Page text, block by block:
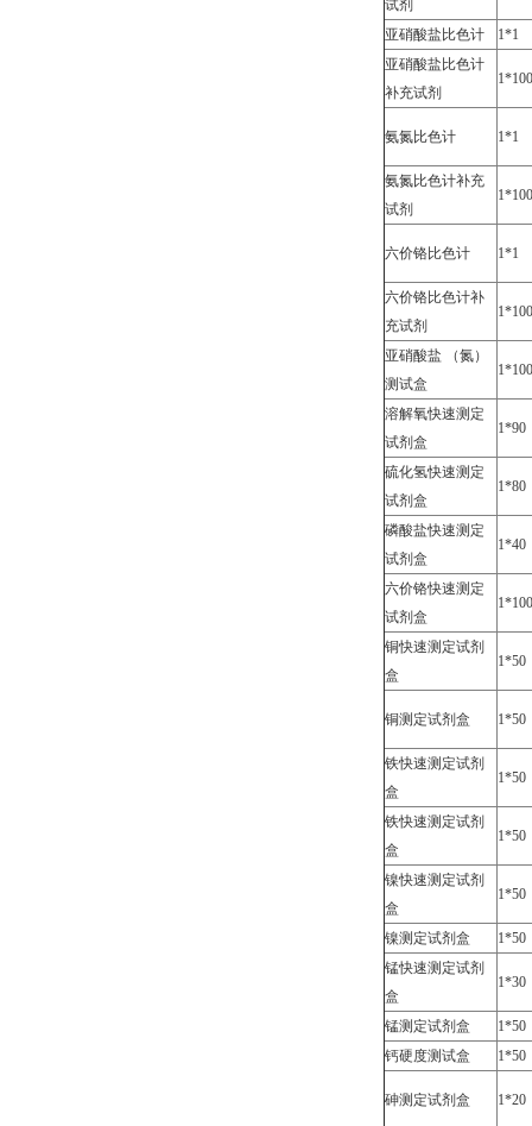
试剂
亚硝酸盐比色计
1*1
亚硝酸盐比色计
补充试剂
1*100
氨氮比色计 1*1
氨氮比色计补充
试剂
1*100
六价铬比色计 1*1
六价铬比色计补
充试剂
1*100
亚硝酸盐 （氮）
测试盒
1*100
溶解氧快速测定
试剂盒
1*90
硫化氢快速测定
试剂盒
1*80
磷酸盐快速测定
试剂盒
1*40
六价铬快速测定
试剂盒
1*100
铜快速测定试剂
盒
1*50
铜测定试剂盒 1*50
铁快速测定试剂
盒
1*50
铁快速测定试剂
盒
1*50
镍快速测定试剂
盒
1*50
镍测定试剂盒
1*50
锰快速测定试剂
盒
1*30
锰测定试剂盒
1*50
钙硬度测试盒
1*50
砷测定试剂盒 1*20